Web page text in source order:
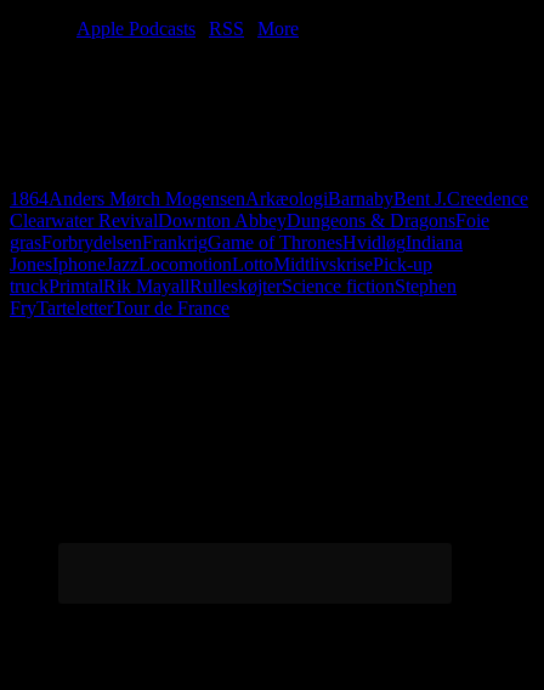
Apple Podcasts RSS
More
1864Anders Mørch MogensenArkæologiBarnabyBent J.Creedence
Clearwater RevivalDownton AbbeyDungeons & DragonsFoie
grasForbrydelsenFrankrigGame of ThronesHvidløgIndiana
JonesIphoneJazzLocomotionLottoMidtlivskrisePick-up
truckPrimtalRik MayallRulleskøjterScience fictionStephen
FryTarteletterTour de France